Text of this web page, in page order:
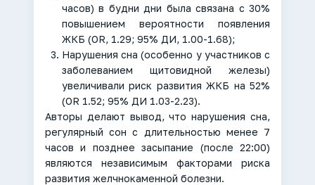
часов) в будни дни была связана с 30%
повышением вероятности появления
ЖКБ (OR, 1.29; 95% ДИ, 1.00-1.68);
Нарушения сна (особенно у участников с
заболеванием щитовидной железы)
увеличивали риск развития ЖКБ на 52%
(OR 1.52; 95% ДИ 1.03-2.23).
Авторы делают вывод, что нарушения сна,
регулярный сон с длительностью менее 7
часов и позднее засыпание (после 22:00)
являются независимым факторами риска
развития желчнокаменной болезни.